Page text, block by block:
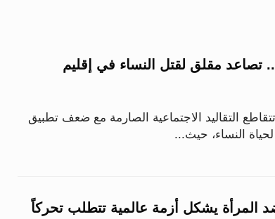
تصاعد مقلق لقتل النساء في إقليم
التقاليد الاجتماعية الصارمة مع ضعف تطبيق
لحياة النساء، حيث...
المرأة يشكل أزمة عالمية تتطلب تحركاً